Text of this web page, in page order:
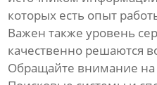
которых есть опыт
Важен также уровень
качественно решаются
Обращайте внимание